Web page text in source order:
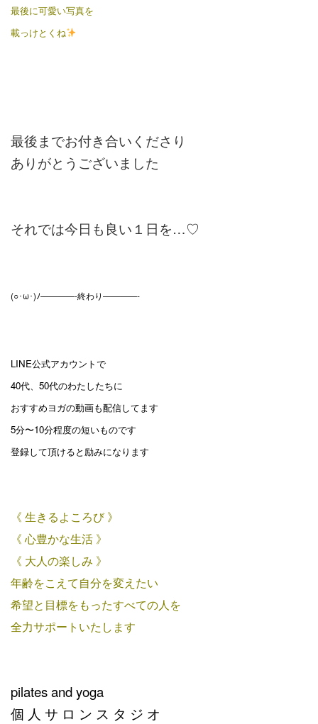
最後に可愛い写真を
載っけとくね
最後までお付き合いくださり
ありがとうございました
それでは今日も良い１日を…♡
(○･ω･)ﾉ————-終わり————-
LINE公式アカウントで
40代、50代のわたしたちに
おすすめヨガの動画も配信してます
5分〜10分程度の短いものです
登録して頂けると励みになります
《 生きるよころび 》
《 心豊かな生活 》
《 大人の楽しみ 》
年齢をこえて自分を変えたい
希望と目標をもったすべての人を
全力サポートいたします
pilates and yoga
個 人 サ ロ ン ス タ ジ オ